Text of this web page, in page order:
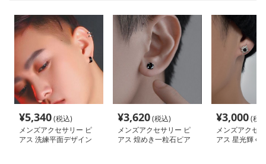
¥5,340(税込)
メンズアクセサリー ピ
アス 洗練平面デザイン
¥3,620(税込)
メンズアクセサリー ピ
アス 煌めき一粒石ピア
¥3,000(税
メンズアクセ
アス 星光輝く